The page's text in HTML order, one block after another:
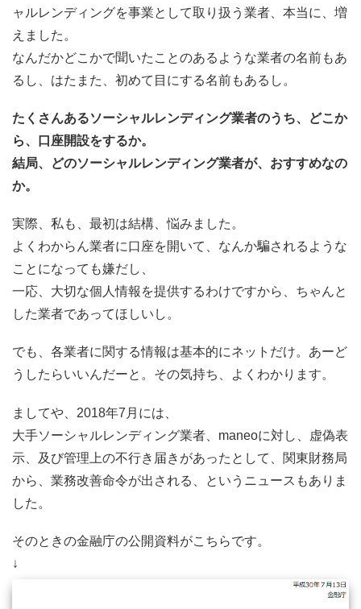
ャルレンディングを事業として取り扱う業者、本当に、増
えました。
なんだかどこかで聞いたことのあるような業者の名前もあ
るし、はたまた、初めて目にする名前もあるし。
たくさんあるソーシャルレンディング業者のうち、どこか
ら、口座開設をするか。
結局、どのソーシャルレンディング業者が、おすすめなの
か。
実際、私も、最初は結構、悩みました。
よくわからん業者に口座を開いて、なんか騙されるような
ことになっても嫌だし、
一応、大切な個人情報を提供するわけですから、ちゃんと
した業者であってほしいし。
でも、各業者に関する情報は基本的にネットだけ。あーど
うしたらいいんだーと。その気持ち、よくわかります。
ましてや、2018年7月には、
大手ソーシャルレンディング業者、maneoに対し、虚偽表
示、及び管理上の不行き届きがあったとして、関東財務局
から、業務改善命令が出される、というニュースもありま
した。
そのときの金融庁の公開資料がこちらです。
↓